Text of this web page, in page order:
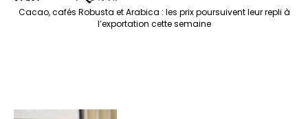
Cacao, cafés Robusta et Arabica : les prix poursuivent leur repli à
l’exportation cette semaine